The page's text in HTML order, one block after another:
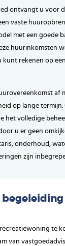
ontvangt u voor
vaste
met een goede
huurinkomsten
rekenen op
af
op lange
het volledige
u er geen
onderhoud,
zijn
te
van